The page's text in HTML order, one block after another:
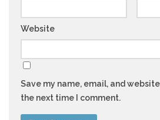
Website
Save my name, email, and
the next time I comment.